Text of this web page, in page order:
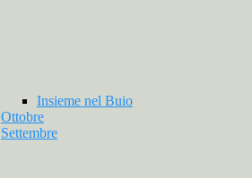
Insieme nel Buio
Ottobre
Settembre